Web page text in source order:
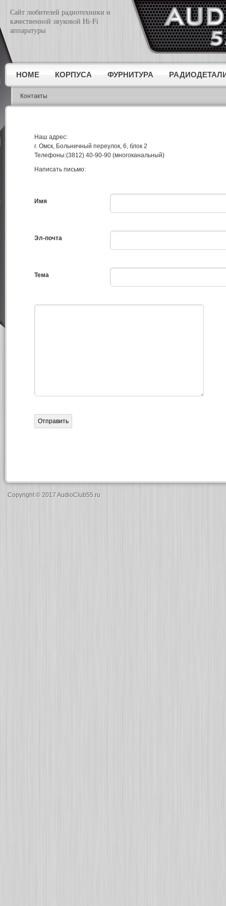
Сайт любителей радиотехники и
качественной звуковой Hi-Fi
аппаратуры
HOME КОРПУСА ФУРНИТУРА
Контакты
Наш адрес:
г. Омск, Больничный переулок, 6, блок 2
Телефоны:(3812) 40-90-90 (многоканальный)
Написать письмо:
Имя
Эл-почта
Тема
Copyright © 2017 AudioClub55.ru